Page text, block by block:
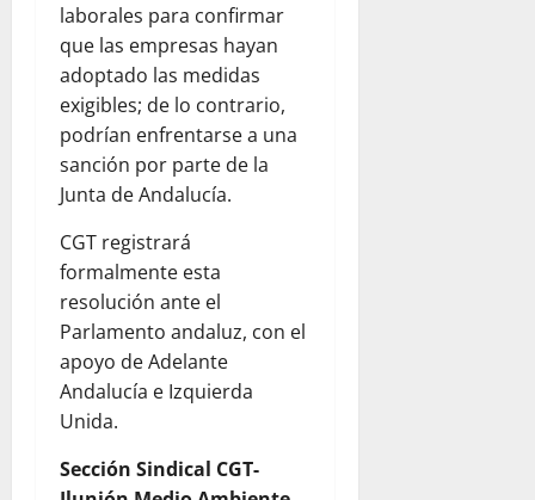
laborales para confirmar
que las empresas hayan
adoptado las medidas
exigibles; de lo contrario,
podrían enfrentarse a una
sanción por parte de la
Junta de Andalucía.
CGT registrará
formalmente esta
resolución ante el
Parlamento andaluz, con el
apoyo de Adelante
Andalucía e Izquierda
Unida.
Sección Sindical CGT-